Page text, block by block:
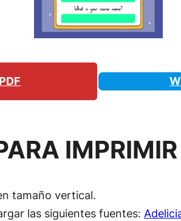
PDF
tamaño vertical.
las siguientes fuentes: